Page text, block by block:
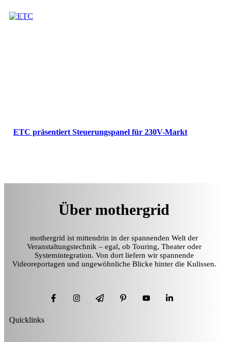
ETC präsentiert Steuerungspanel für 230V-Markt
Über mothergrid
mothergrid ist mittendrin in der spannenden Welt der
Veranstaltungstechnik – egal, ob Touring, Theater oder
Systemintegration. Von dort liefern wir spannende
Videoreportagen und ungewöhnliche Blicke hinter die Kulissen.
Quicklinks